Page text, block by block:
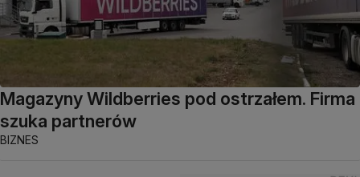
Magazyny Wildberries pod ostrzałem. Firma
szuka partnerów
BIZNES